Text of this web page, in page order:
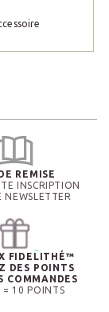
REMISE
INSCRIPTION
NEWSLETTER
FIDELITHÉ™
DES POINTS
COMMANDES
= 10 POINTS